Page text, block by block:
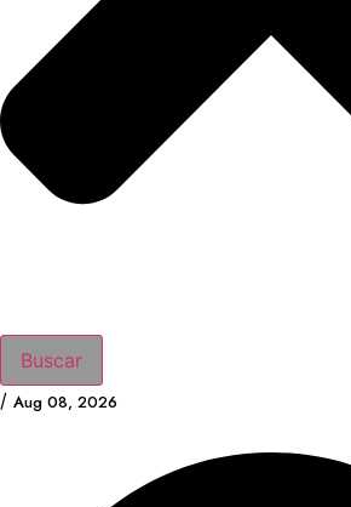
Buscar
/ Aug 08, 2026